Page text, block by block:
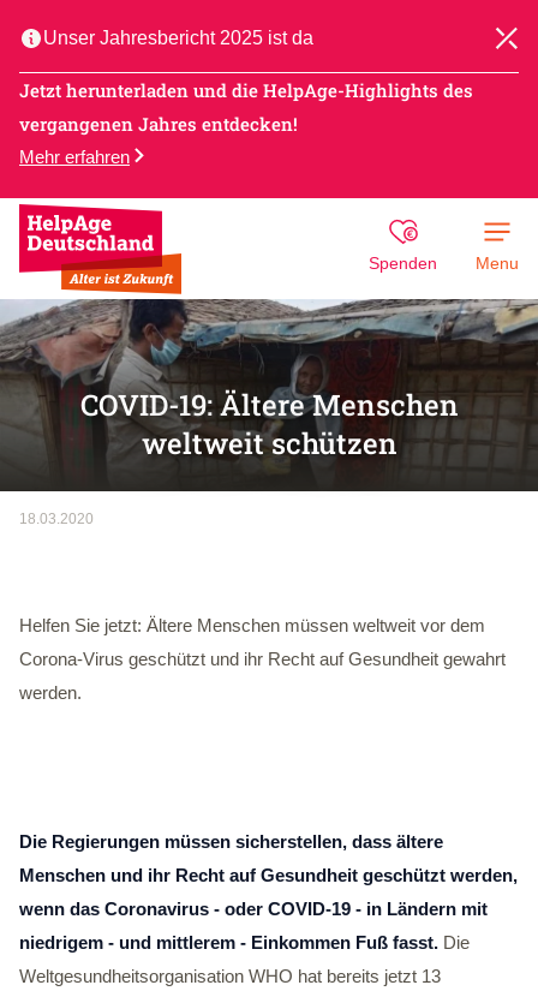
Unser Jahresbericht 2025 ist da
Jetzt herunterladen und die HelpAge-Highlights des
vergangenen Jahres entdecken!
Mehr erfahren
Spenden Menu
COVID-19: Ältere Menschen
weltweit schützen
18.03.2020
Helfen Sie jetzt: Ältere Menschen müssen weltweit vor dem
Corona-Virus geschützt und ihr Recht auf Gesundheit gewahrt
werden.
Die Regierungen müssen sicherstellen, dass ältere
Menschen und ihr Recht auf Gesundheit geschützt werden,
wenn das Coronavirus - oder COVID-19 - in Ländern mit
niedrigem - und mittlerem - Einkommen Fuß fasst. Die
Weltgesundheitsorganisation WHO hat bereits jetzt 13